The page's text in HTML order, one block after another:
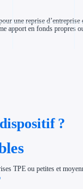
Aides Région Île-de-
Aides Région Normandie
Aides Nationales
autonome
une reprise d’entreprise
apport en fonds propres
?
TPE ou petites et